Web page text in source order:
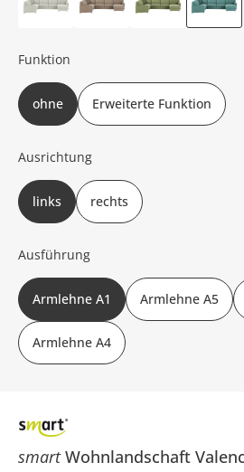
smartWohnlandschaft
Funktion
ohne Erweiterte Funktion
Ausrichtung
links rechts
Ausführung
Armlehne A1 Armlehne A5
Armlehne A4